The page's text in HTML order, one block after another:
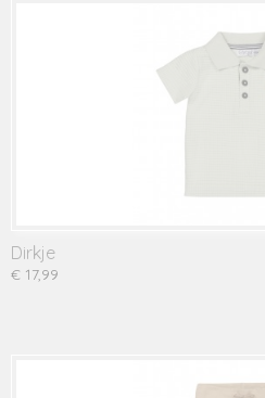
Dirkje
€ 17,99